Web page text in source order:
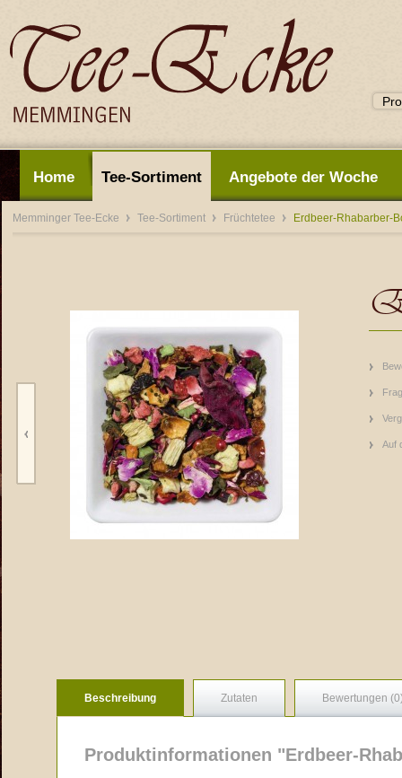
Home Tee-Sortiment Angebote der Woche
Memminger Tee-Ecke Tee-Sortiment Früchtetee Erdbeer-Rhabarber-
Auf
Beschreibung Zutaten Bewertungen
Produktinformationen "Erdbeer-